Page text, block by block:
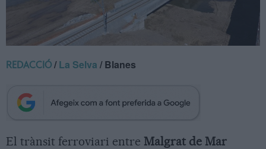
REDACCIÓ /La Selva / Blanes
El trànsit ferroviari entre Malgrat de Mar